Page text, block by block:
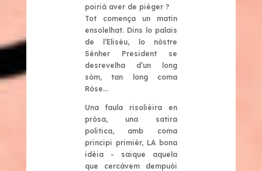
poiriá aver de pièger ?
Tot comença un matin
ensolelhat. Dins lo palais
de l’Elisèu, lo nòstre
Sénher President se
desrevelha d’un long
sòm, tan long coma
Ròse...
Una faula risolièira en
pròsa, una satira
politica, amb coma
principi primièr, LA bona
idèia - saique aquela
que cercàvem dempuòi